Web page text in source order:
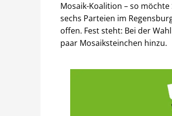
Mosaik-Koalition – so
sechs Parteien im
offen. Fest steht: Bei der
paar Mosaiksteinchen hinzu.